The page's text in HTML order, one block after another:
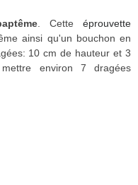
. Cetteéprouvette
ainsi qu'un bouchon en
10 cm de hauteur et 3
environ 7 dragées